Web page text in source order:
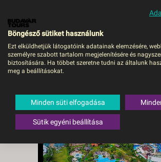
Gloria Verde Resort -
Törökország,Török riviéra,
Böngésző sütiket használunk
Ezt elküldhetjük látogatóink adatainak elemzésére,
személyre szabott tartalom megjelenítésére és
biztosítására. Ha többet szeretne tudni az általunk
meg a beállításokat.
Minden süti elfogadása
Sütik egyéni beállítása